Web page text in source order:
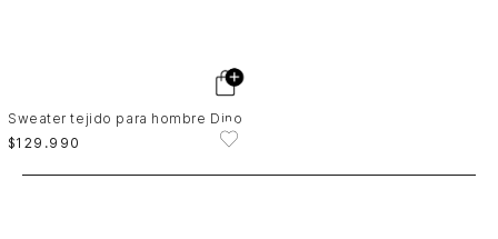
Sweater tejido para hombre Dino
$129 .990